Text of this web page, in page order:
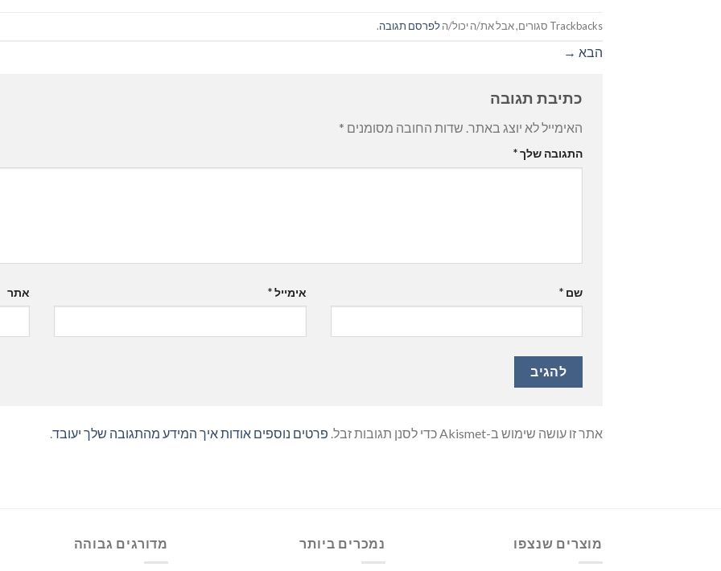
Trackbacks סגורים, אבל את/ה יכול/ה לפרסם תגובה.
הבא →
כתיבת תגובה
האימייל לא יוצג באתר. שדות החובה מסומנים *
התגובה שלך*
שם * אימייל* אתר
אתר זו עושה שימוש ב-Akismet כדי לסנן תגובות זבל. פרטים נוספים אודות איך המידע מהתגובה שלך יעובד.
מוצרים שנצפו נמכרים ביותר מדורגים גבוהה